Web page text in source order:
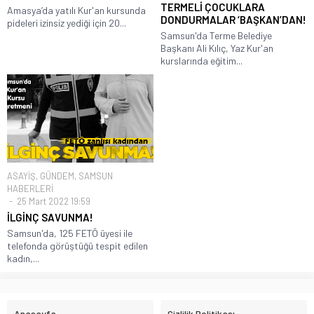
Amasya’da yatılı Kur'an kursunda
pideleri izinsiz yediği için 20...
TERMELİ ÇOCUKLARA
DONDURMALAR ‘BAŞKAN’DAN!
Samsun'da Terme Belediye
Başkanı Ali Kılıç, Yaz Kur'an
kurslarında eğitim...
ASAYİŞ, GÜNDEM, SAMSUN
HABERLERİ
25 Mart 2022 19:59
İLGİNÇ SAVUNMA!
Samsun'da, 125 FETÖ üyesi ile
telefonda görüştüğü tespit edilen
kadın,...